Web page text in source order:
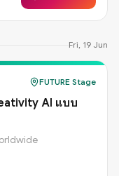
Fri, 19 Jun
FUTURE Stage
AI แบบ